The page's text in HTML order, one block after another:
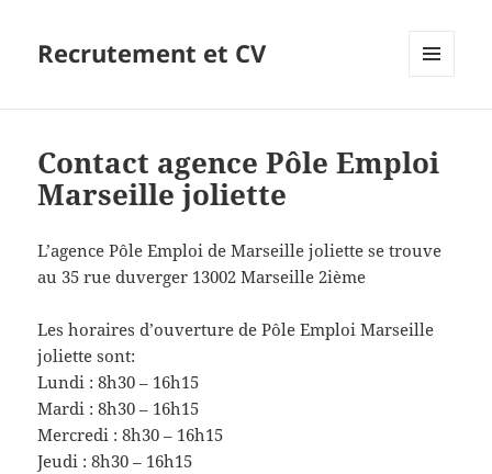
Recrutement et CV
Contact agence Pôle Emploi
Marseille joliette
L’agence Pôle Emploi de Marseille joliette se trouve
au 35 rue duverger 13002 Marseille 2ième
Les horaires d’ouverture de Pôle Emploi Marseille
joliette sont:
Lundi : 8h30 – 16h15
Mardi : 8h30 – 16h15
Mercredi : 8h30 – 16h15
Jeudi : 8h30 – 16h15